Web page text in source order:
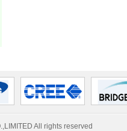
All rights reserved